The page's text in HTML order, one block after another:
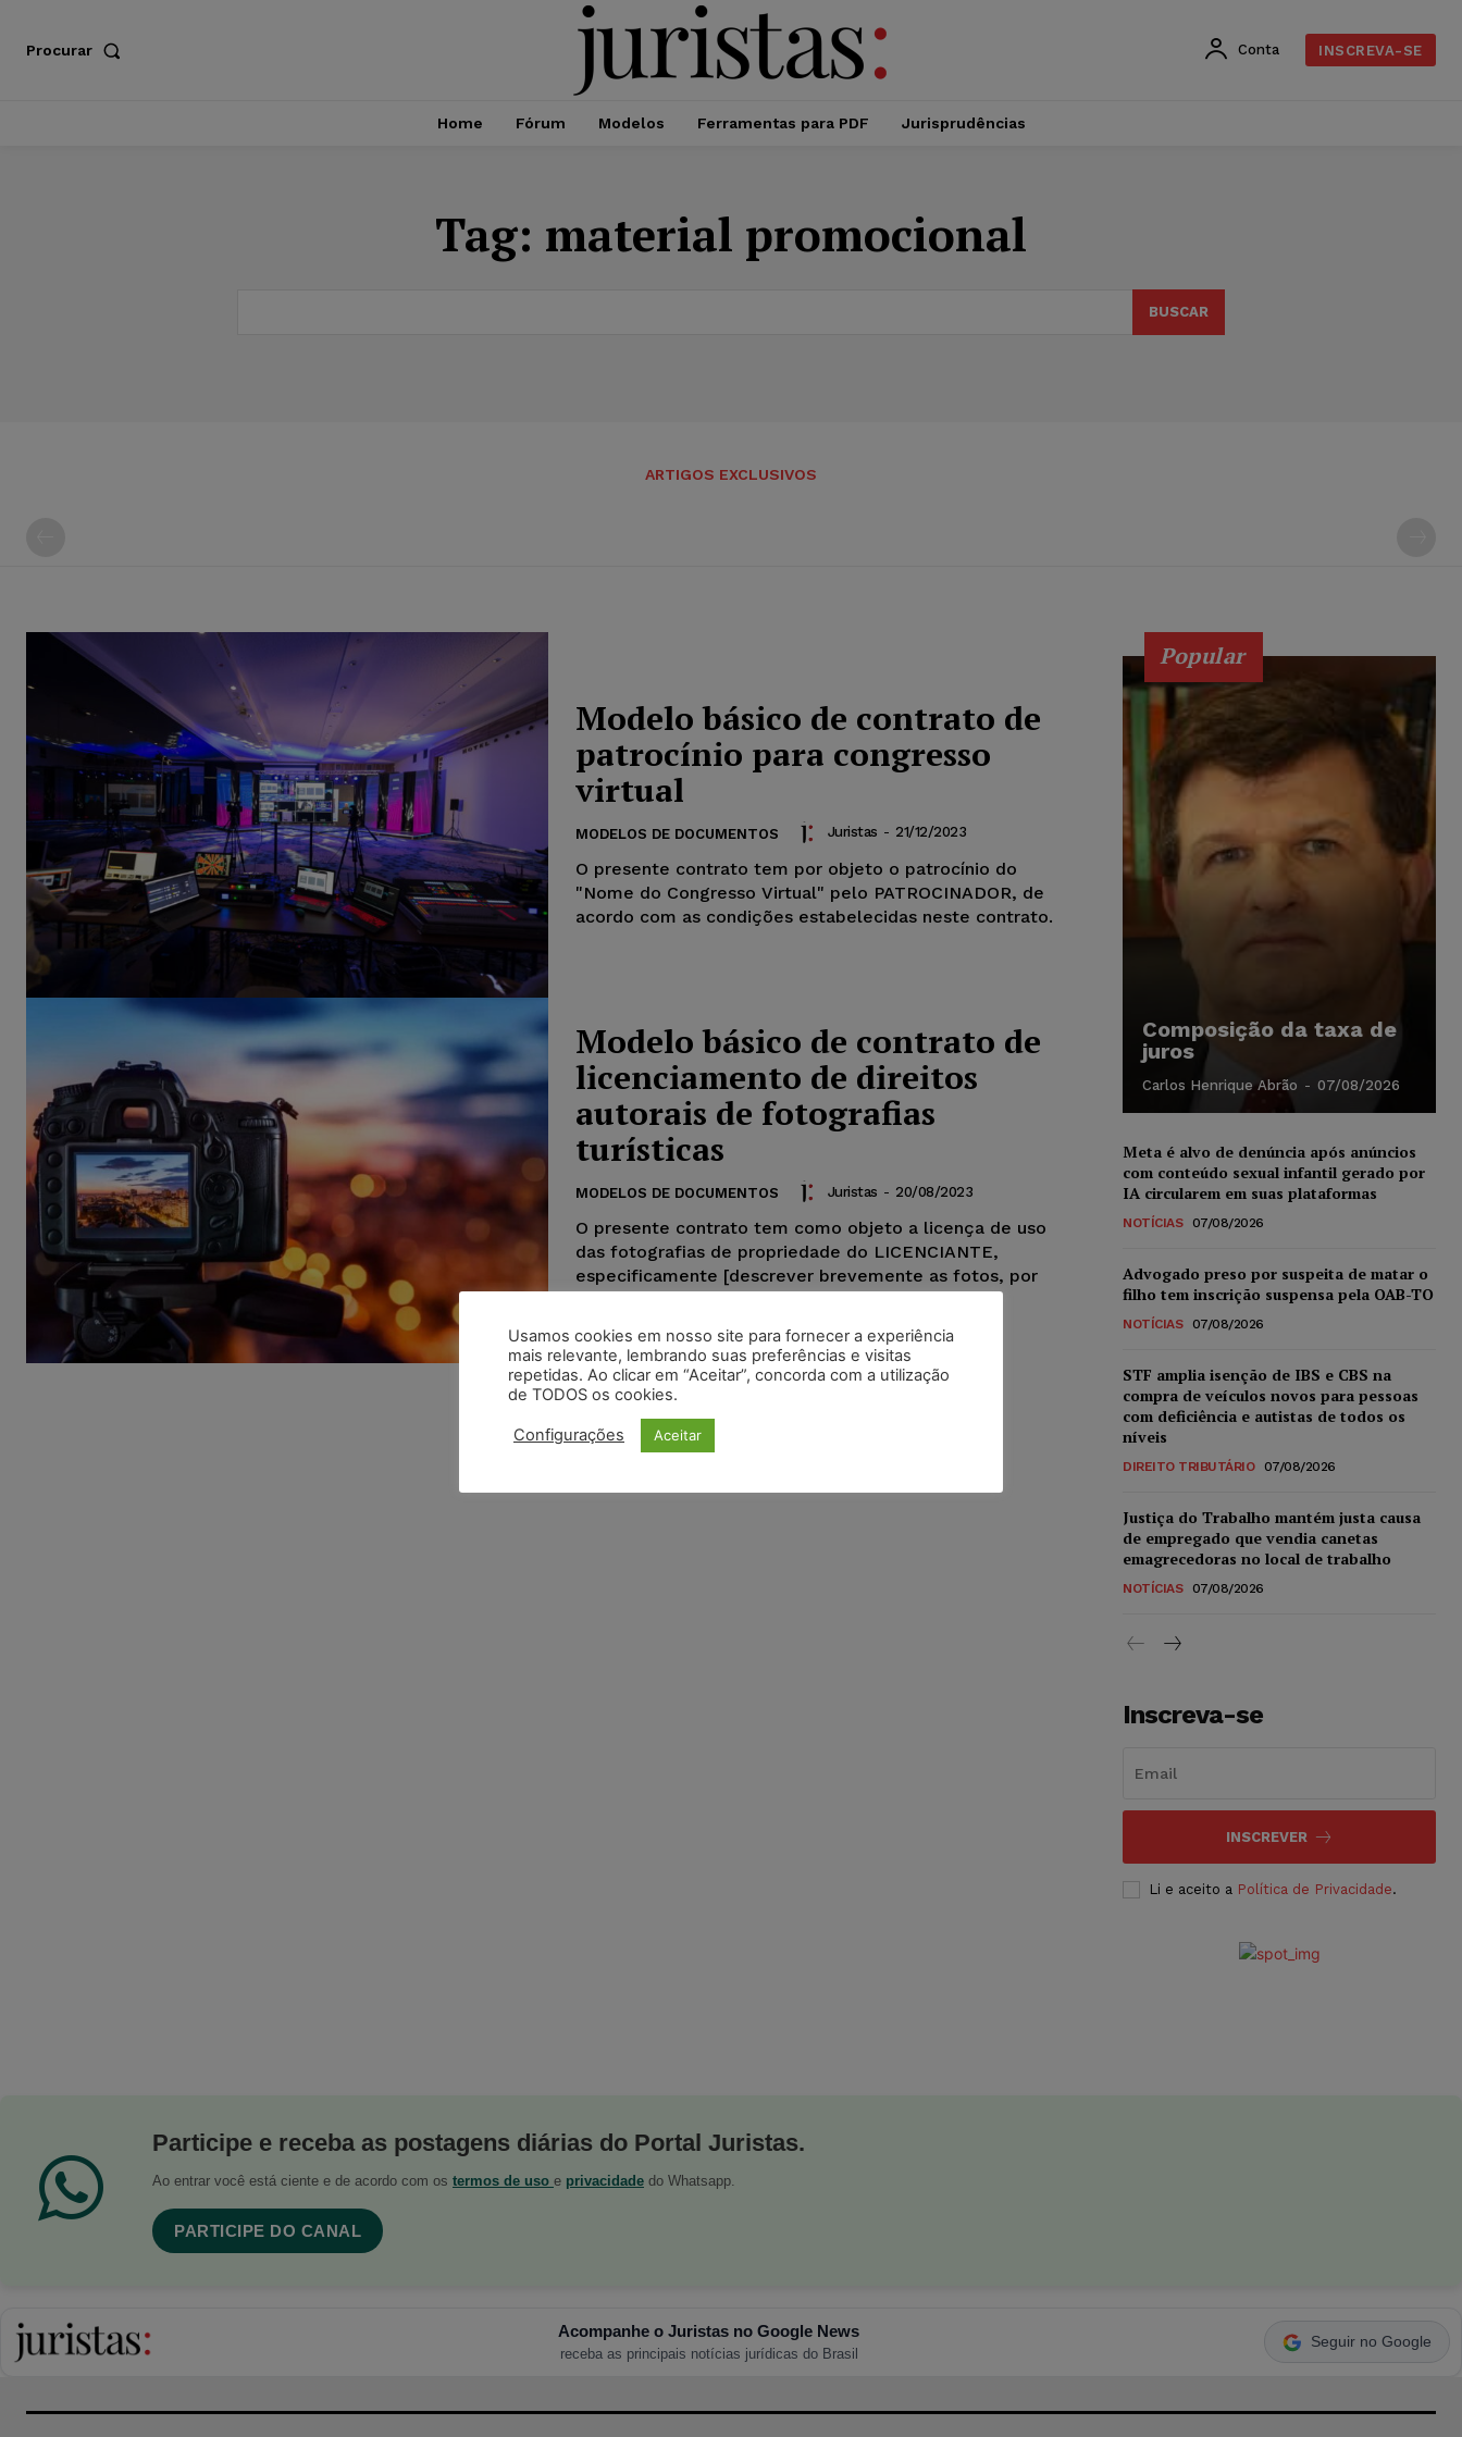
Procurar Conta INSCREVA-SE
Home Fórum Modelos Ferramentas para PDF Jurisprudências
Tag: material promocional
BUSCAR
ARTIGOS EXCLUSIVOS
Modelo básico de contrato de
patrocínio para congresso
virtual
MODELOS DE DOCUMENTOS Juristas - 21/12/2023
O presente contrato tem por objeto o patrocínio do
"Nome do Congresso Virtual" pelo PATROCINADOR, de
acordo com as condições estabelecidas neste contrato.
Modelo básico de contrato de
licenciamento de direitos
autorais de fotografias
turísticas
MODELOS DE DOCUMENTOS Juristas - 20/08/2023
O presente contrato tem como objeto a licença de uso
das fotografias de propriedade do LICENCIANTE,
especificamente [descrever brevemente as fotos, por
Popular
Composição da taxa de
juros
Carlos Henrique Abrão - 07/08/2026
Meta é alvo de denúncia após anúncios
com conteúdo sexual infantil gerado por
IA circularem em suas plataformas
NOTÍCIAS 07/08/2026
Advogado preso por suspeita de matar o
filho tem inscrição suspensa pela OAB-TO
NOTÍCIAS 07/08/2026
STF amplia isenção de IBS e CBS na
compra de veículos novos para pessoas
com deficiência e autistas de todos os
níveis
DIREITO TRIBUTÁRIO 07/08/2026
Justiça do Trabalho mantém justa causa
de empregado que vendia canetas
emagrecedoras no local de trabalho
NOTÍCIAS 07/08/2026
Inscreva-se
INSCREVER
Li e aceito a Política de Privacidade.
Participe e receba as postagens diárias do Portal Juristas.
Ao entrar você está ciente e de acordo com os termos de uso e privacidade do Whatsapp.
PARTICIPE DO CANAL
Acompanhe o Juristas no Google News
receba as principais notícias jurídicas do Brasil
Seguir no Google
Usamos cookies em nosso site para fornecer a experiência
mais relevante, lembrando suas preferências e visitas
repetidas. Ao clicar em “Aceitar”, concorda com a utilização
de TODOS os cookies.
Configurações Aceitar